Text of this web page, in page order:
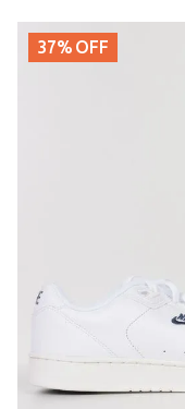
Idade
37% OFF